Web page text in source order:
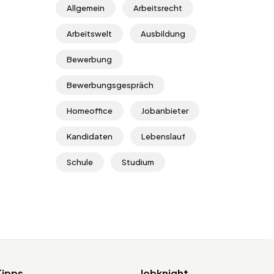
Allgemein Arbeitsrecht
Arbeitswelt Ausbildung
Bewerbung
Bewerbungsgespräch
Homeoffice Jobanbieter
Kandidaten Lebenslauf
Schule Studium